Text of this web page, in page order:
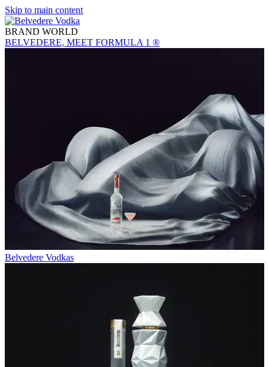
Skip to main content
BRAND WORLD
BELVEDERE, MEET FORMULA 1 ®
Belvedere Vodkas